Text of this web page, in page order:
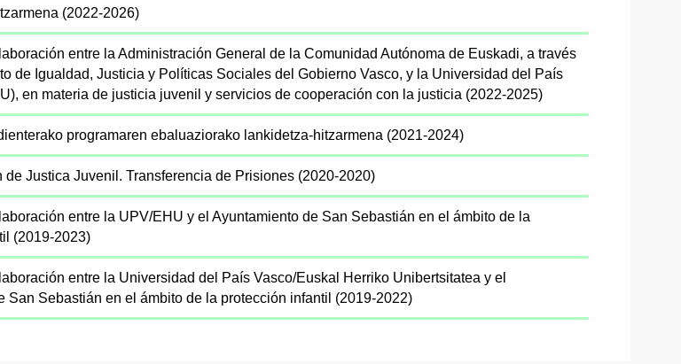
(2022-2026)
entre la Administración General de la Comunidad Autónoma de Euskadi, a través
de Igualdad, Justicia y Políticas Sociales del Gobierno Vasco, y la Universidad del País
en materia de justicia juvenil y servicios de cooperación con la justicia (2022-2025)
programaren ebaluaziorako lankidetza-hitzarmena (2021-2024)
de Justica Juvenil. Transferencia de Prisiones (2020-2020)
entre la UPV/EHU y el Ayuntamiento de San Sebastián en el ámbito de la
(2019-2023)
entre la Universidad del País Vasco/Euskal Herriko Unibertsitatea y el
San Sebastián en el ámbito de la protección infantil (2019-2022)